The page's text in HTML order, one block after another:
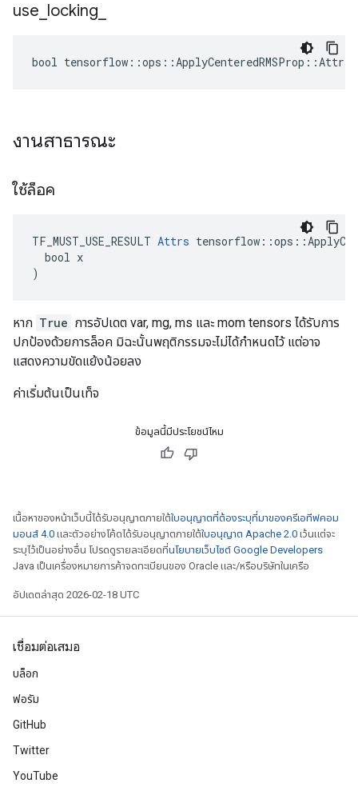
use locking
bool
งานสาธารณะ
ใช้ล็อค
TF_MUST_USE_RESULT Attrs
  bool x
)
หาก True การอัปเดต var, mg, ms และ mom tensors ได้รับการ
ปกป้องด้วยการล็อค มิฉะนั้นพฤติกรรมจะไม่ได้กำหนดไว้ แต่อาจ
แสดงความขัดแย้งน้อยลง
ค่าเริ่มต้นเป็นเท็จ
ข้อมูลนี้มีประโยชน์ไหม
เนื้อหาของหน้าเว็บนี้ได้รับอนุญาตภายใต้ใบอนุญาตที่ต้องระบุที่มาของครีเอทีฟคอม
มอนส์ 4.0 และตัวอย่างโค้ดได้รับอนุญาตภายใต้ใบอนุญาต Apache 2.0 เว้นแต่จะ
ระบุไว้เป็นอย่างอื่น โปรดดูรายละเอียดที่นโยบายเว็บไซต์ Google Developers
Java เป็นเครื่องหมายการค้าจดทะเบียนของ Oracle และ/หรือบริษัทในเครือ
อัปเดตล่าสุด 2026-02-18 UTC
เชื่อมต่อเสมอ
บล็อก
ฟอรัม
GitHub
Twitter
YouTube